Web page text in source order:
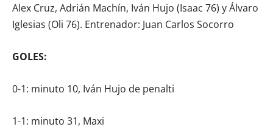
Alex Cruz, Adrián Machín, Iván Hujo (Isaac 76) y Álvaro
Iglesias (Oli 76). Entrenador: Juan Carlos Socorro
GOLES:
0-1: minuto 10, Iván Hujo de penalti
1-1: minuto 31, Maxi